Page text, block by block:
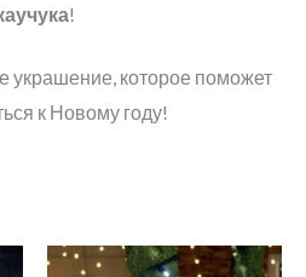
!
украшение, которое поможет
к Новому году!